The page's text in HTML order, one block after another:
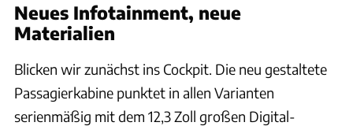
Neues Infotainment, neue
Materialien
Blicken wir zunächst ins Cockpit. Die neu gestaltete
Passagierkabine punktet in allen Varianten
serienmäßig mit dem 12,3 Zoll großen Digital-